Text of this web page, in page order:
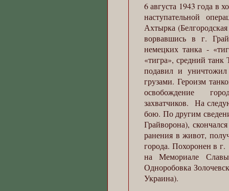
6 августа 1943 года в
наступательной
Ахтырка
ворвавшись в г.
немецких танка -
«тигра», средний
подавил и
грузами. Героизм
освобождение
захватчиков. На
бою. По другим
Грайворона),
ранения в живот,
города. Похоронен в г.
на Мемориале
Одноробовка
Украина).